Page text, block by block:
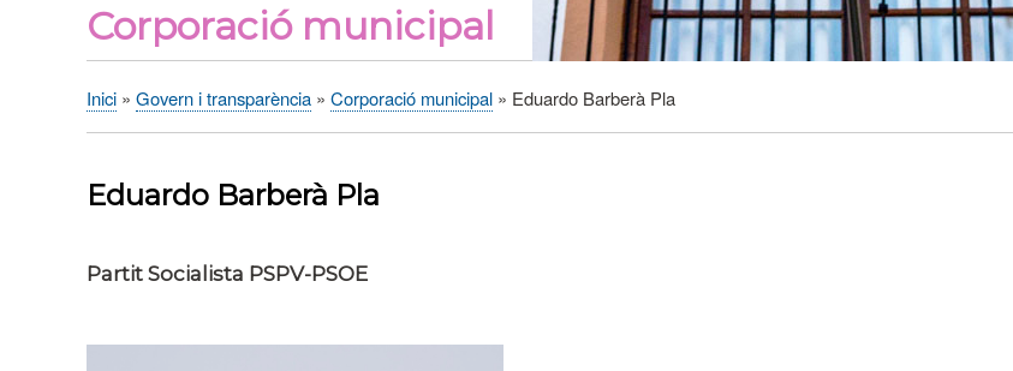
Corporació municipal
Fil
Inici Govern i transparència Corporació municipal Eduardo Barberà Pla
Eduardo Barberà Pla
Partit Socialista PSPV-PSOE